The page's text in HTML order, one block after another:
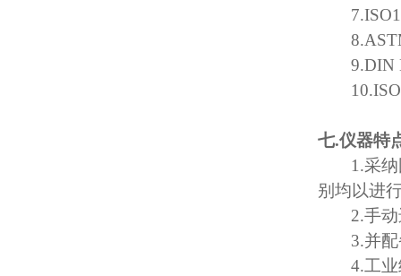
9.DIN
七.仪器特
1.采
别均以进
2.手
3.并
4.工